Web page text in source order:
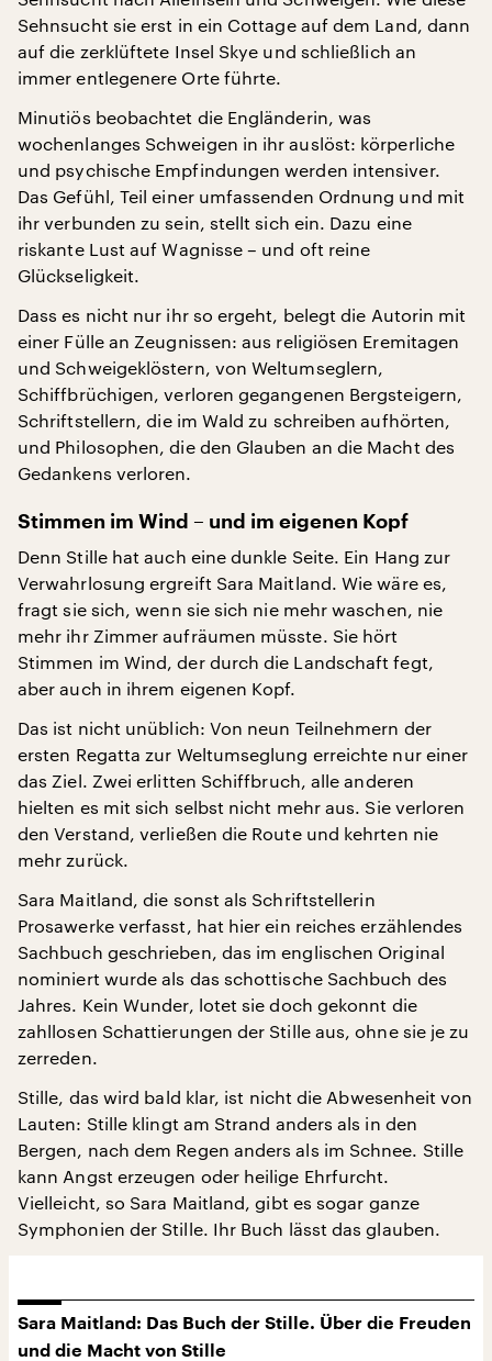
Sehnsucht sie erst in ein Cottage auf dem Land, dann
auf die zerklüftete Insel Skye und schließlich an
immer entlegenere Orte führte.
Minutiös beobachtet die Engländerin, was
wochenlanges Schweigen in ihr auslöst: körperliche
und psychische Empfindungen werden intensiver.
Das Gefühl, Teil einer umfassenden Ordnung und mit
ihr verbunden zu sein, stellt sich ein. Dazu eine
riskante Lust auf Wagnisse – und oft reine
Glückseligkeit.
Dass es nicht nur ihr so ergeht, belegt die Autorin mit
einer Fülle an Zeugnissen: aus religiösen Eremitagen
und Schweigeklöstern, von Weltumseglern,
Schiffbrüchigen, verloren gegangenen Bergsteigern,
Schriftstellern, die im Wald zu schreiben aufhörten,
und Philosophen, die den Glauben an die Macht des
Gedankens verloren.
Stimmen im Wind – und im eigenen Kopf
Denn Stille hat auch eine dunkle Seite. Ein Hang zur
Verwahrlosung ergreift Sara Maitland. Wie wäre es,
fragt sie sich, wenn sie sich nie mehr waschen, nie
mehr ihr Zimmer aufräumen müsste. Sie hört
Stimmen im Wind, der durch die Landschaft fegt,
aber auch in ihrem eigenen Kopf.
Das ist nicht unüblich: Von neun Teilnehmern der
ersten Regatta zur Weltumseglung erreichte nur einer
das Ziel. Zwei erlitten Schiffbruch, alle anderen
hielten es mit sich selbst nicht mehr aus. Sie verloren
den Verstand, verließen die Route und kehrten nie
mehr zurück.
Sara Maitland, die sonst als Schriftstellerin
Prosawerke verfasst, hat hier ein reiches erzählendes
Sachbuch geschrieben, das im englischen Original
nominiert wurde als das schottische Sachbuch des
Jahres. Kein Wunder, lotet sie doch gekonnt die
zahllosen Schattierungen der Stille aus, ohne sie je zu
zerreden.
Stille, das wird bald klar, ist nicht die Abwesenheit von
Lauten: Stille klingt am Strand anders als in den
Bergen, nach dem Regen anders als im Schnee. Stille
kann Angst erzeugen oder heilige Ehrfurcht.
Vielleicht, so Sara Maitland, gibt es sogar ganze
Symphonien der Stille. Ihr Buch lässt das glauben.
Sara Maitland: Das Buch der Stille. Über die Freuden
und die Macht von Stille